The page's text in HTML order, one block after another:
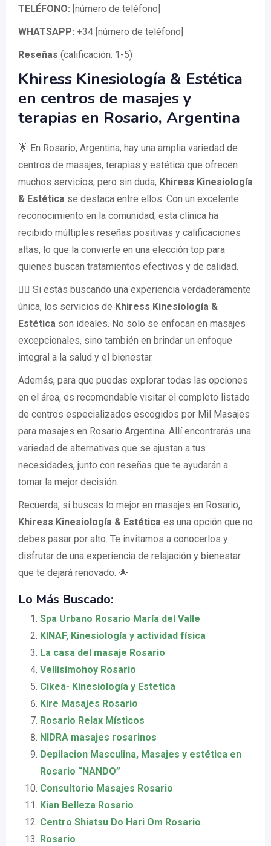
TELÉFONO: [número de teléfono]
WHATSAPP: +34 [número de teléfono]
Reseñas (calificación: 1-5)
Khiress Kinesiología & Estética
en centros de masajes y
terapias en Rosario, Argentina
🌟 En Rosario, Argentina, hay una amplia variedad de
centros de masajes, terapias y estética que ofrecen
muchos servicios, pero sin duda, Khiress Kinesiología
& Estética se destaca entre ellos. Con un excelente
reconocimiento en la comunidad, esta clínica ha
recibido múltiples reseñas positivas y calificaciones
altas, lo que la convierte en una elección top para
quienes buscan tratamientos efectivos y de calidad.
💆‍♀️ Si estás buscando una experiencia verdaderamente
única, los servicios de Khiress Kinesiología &
Estética son ideales. No solo se enfocan en masajes
excepcionales, sino también en brindar un enfoque
integral a la salud y el bienestar.
Además, para que puedas explorar todas las opciones
en el área, es recomendable visitar el completo listado
de centros especializados escogidos por Mil Masajes
para masajes en Rosario Argentina. Allí encontrarás una
variedad de alternativas que se ajustan a tus
necesidades, junto con reseñas que te ayudarán a
tomar la mejor decisión.
Recuerda, si buscas lo mejor en masajes en Rosario,
Khiress Kinesiología & Estética es una opción que no
debes pasar por alto. Te invitamos a conocerlos y
disfrutar de una experiencia de relajación y bienestar
que te dejará renovado. 🌟
Lo Más Buscado:
Spa Urbano Rosario María del Valle
KINAF, Kinesiología y actividad física
La casa del masaje Rosario
Vellisimohoy Rosario
Cikea- Kinesiología y Estetica
Kire Masajes Rosario
Rosario Relax Místicos
NIDRA masajes rosarinos
Depilacion Masculina, Masajes y estética en
Rosario “NANDO”
Consultorio Masajes Rosario
Kian Belleza Rosario
Centro Shiatsu Do Hari Om Rosario
Rosario